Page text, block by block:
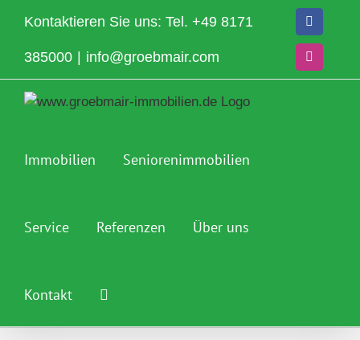
Inhalt
springen
Kontaktieren Sie uns: Tel. +49 8171
385000 info@groebmair.com
Facebook
Instagram
Immobilien Seniorenimmobilien
Service Referenzen Über uns
Kontakt